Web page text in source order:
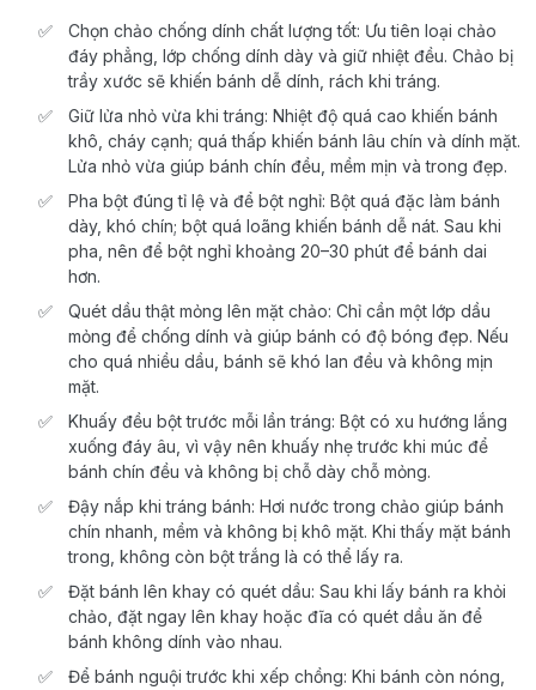
Chọn chảo chống dính chất lượng tốt: Ưu tiên loại chảo
đáy phẳng, lớp chống dính dày và giữ nhiệt đều. Chảo bị
trầy xước sẽ khiến bánh dễ dính, rách khi tráng.
Giữ lửa nhỏ vừa khi tráng: Nhiệt độ quá cao khiến bánh
khô, cháy cạnh; quá thấp khiến bánh lâu chín và dính mặt.
Lửa nhỏ vừa giúp bánh chín đều, mềm mịn và trong đẹp.
Pha bột đúng tỉ lệ và để bột nghỉ: Bột quá đặc làm bánh
dày, khó chín; bột quá loãng khiến bánh dễ nát. Sau khi
pha, nên để bột nghỉ khoảng 20–30 phút để bánh dai
hơn.
Quét dầu thật mỏng lên mặt chảo: Chỉ cần một lớp dầu
mỏng để chống dính và giúp bánh có độ bóng đẹp. Nếu
cho quá nhiều dầu, bánh sẽ khó lan đều và không mịn
mặt.
Khuấy đều bột trước mỗi lần tráng: Bột có xu hướng lắng
xuống đáy âu, vì vậy nên khuấy nhẹ trước khi múc để
bánh chín đều và không bị chỗ dày chỗ mỏng.
Đậy nắp khi tráng bánh: Hơi nước trong chảo giúp bánh
chín nhanh, mềm và không bị khô mặt. Khi thấy mặt bánh
trong, không còn bột trắng là có thể lấy ra.
Đặt bánh lên khay có quét dầu: Sau khi lấy bánh ra khỏi
chảo, đặt ngay lên khay hoặc đĩa có quét dầu ăn để
bánh không dính vào nhau.
Để bánh nguội trước khi xếp chồng: Khi bánh còn nóng,